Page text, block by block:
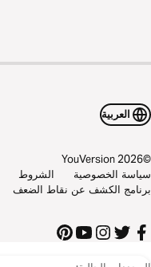
العربية
©
2026
YouVersion
سياسة الخصوصية
الشروط
برنامج الكشف عن نقاط الضعف